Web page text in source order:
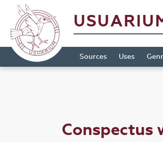
Sources Uses
Conspectus